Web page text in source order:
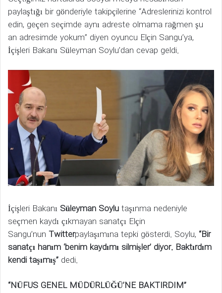
paylaştığı bir gönderiyle takipçilerine “Adreslerinizi kontrol
edin, geçen seçimde aynı adreste olmama rağmen şu
an adresimde yokum” diyen oyuncu Elçin Sangu’ya,
İçişleri Bakanı Süleyman Soylu’dan cevap geldi.
İçişleri Bakanı Süleyman Soylutaşınma nedeniyle
seçmen kaydı çıkmayan sanatçı Elçin
Sangu’nun Twitterpaylaşımına tepki gösterdi. Soylu, “Bir
sanatçı hanım ‘benim kaydımı silmişler’ diyor. Baktırdım
kendi taşımış” dedi.
“NÜFUS GENEL MÜDÜRLÜĞÜ’NE BAKTIRDIM”